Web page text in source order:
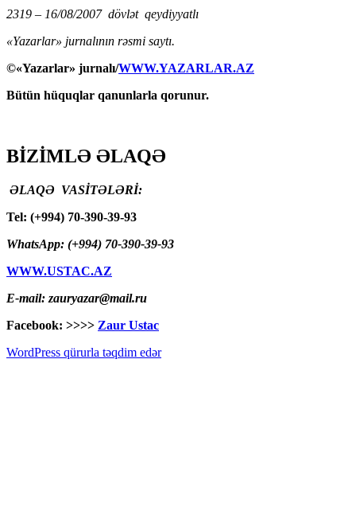
2319 – 16/08/2007 dövlət qeydiyyatlı
«Yazarlar» jurnalının rəsmi saytı.
©«Yazarlar» jurnalı/WWW.YAZARLAR.AZ
Bütün hüquqlar qanunlarla qorunur.
BİZİMLƏ ƏLAQƏ
ƏLAQƏ VASİTƏLƏRİ:
Tel: (+994) 70-390-39-93
WhatsApp: (+994) 70-390-39-93
WWW.USTAC.AZ
E-mail: zauryazar@mail.ru
Facebook: >>>> Zaur Ustac
WordPress qürurla təqdim edər